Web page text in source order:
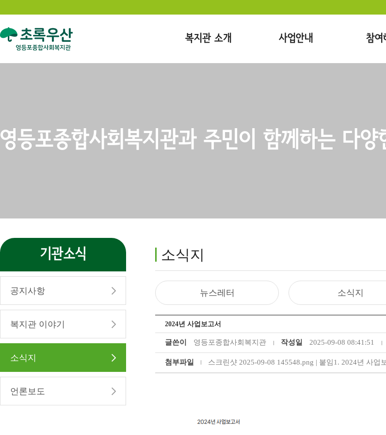
복지관 소개 사업안내 참여
영등포종합사회복지관과 주민이 함께하는 다
기관소식
공지사항
복지관 이야기
소식지
언론보도
소식지
뉴스레터 소식지
2024년 사업보고서
글쓴이 영등포종합사회복지관 작성일 2025-09-08 08:41:51
첨부파일 스크린샷 2025-09-08 145548.png | 붙임1. 2024년 사업